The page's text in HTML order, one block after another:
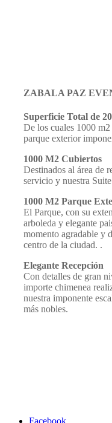
ZABALA PAZ
Superficie Total de
De los cuales 1000
parque exterior
1000 M2 Cubiertos
Destinados al área de
servicio y nuestra
1000 M2 Parque
El Parque, con su
arboleda y elegante
momento agradable y
centro de la ciudad. .
Elegante Recepción
Con detalles de gran
importe chimenea
nuestra imponente
más nobles.